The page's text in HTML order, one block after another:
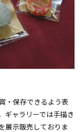
・保存できるよう表
ギャラリーでは手描き
展示販売しておりま